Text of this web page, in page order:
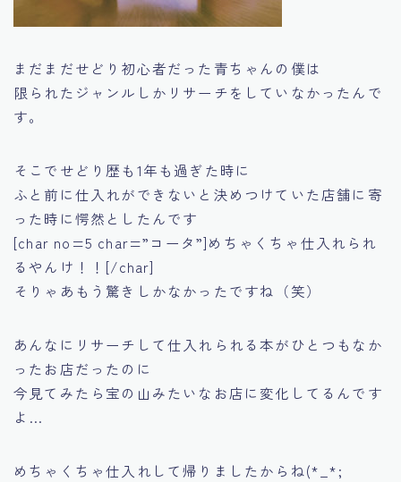
まだまだせどり初心者だった青ちゃんの僕は
限られたジャンルしかリサーチをしていなかったんで
す。
そこでせどり歴も1年も過ぎた時に
ふと前に仕入れができないと決めつけていた店舗に寄
った時に愕然としたんです
[char no=5 char=”コータ”]めちゃくちゃ仕入れられ
るやんけ！！[/char]
そりゃあもう驚きしかなかったですね（笑）
あんなにリサーチして仕入れられる本がひとつもなか
ったお店だったのに
今見てみたら宝の山みたいなお店に変化してるんです
よ…
めちゃくちゃ仕入れして帰りましたからね(*_*;